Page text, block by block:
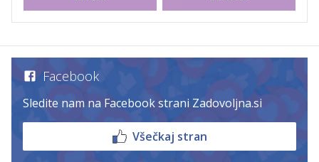
Facebook
Sledite nam na Facebook strani Zadovoljna.si
Všečkaj stran